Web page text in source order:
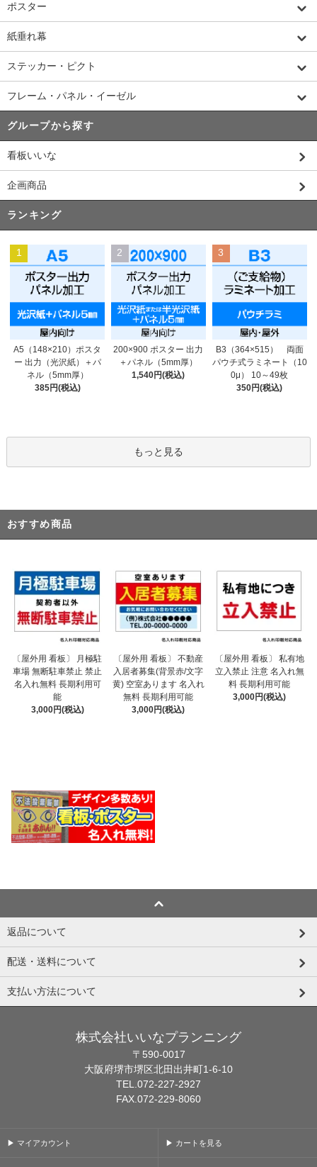
ポスター
紙垂れ幕
ステッカー・ピクト
フレーム・パネル・イーゼル
グループから探す
看板いいな
企画商品
ランキング
1
A5（148×210）ポスタ
ー 出力（光沢紙）＋パ
ネル（5mm厚）
385円(税込)
2
200×900 ポスター 出力
＋パネル（5mm厚）
1,540円(税込)
3
B3（364×515） 両面
パウチ式ラミネート（10
0μ） 10～49枚
350円(税込)
もっと見る
おすすめ商品
〔屋外用 看板〕 月極駐
車場 無断駐車禁止 禁止
名入れ無料 長期利用可
能
3,000円(税込)
〔屋外用 看板〕 不動産
入居者募集(背景赤/文字
黄) 空室あります 名入れ
無料 長期利用可能
3,000円(税込)
〔屋外用 看板〕 私有地
立入禁止 注意 名入れ無
料 長期利用可能
3,000円(税込)
返品について
配送・送料について
支払い方法について
株式会社いいなプランニング
〒590-0017
大阪府堺市堺区北田出井町1-6-10
TEL.072-227-2927
FAX.072-229-8060
▶ マイアカウント ▶ カートを見る